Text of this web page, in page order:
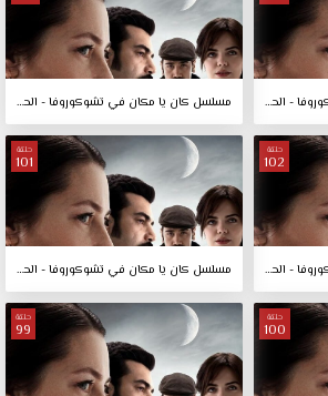
مسلسل كان يا مكان في تشوكوروفا - الحلقة 104 مسلسل كان يا مكان في تشوكوروفا - الحلقة 103
حلقة
102
مسلسل كان يا مكان في تشوكوروفا - الحلقة 102
حلقة
101
مسلسل كان يا مكان في تشوكوروفا - الحلقة 101
حلقة
100
حلقة
99